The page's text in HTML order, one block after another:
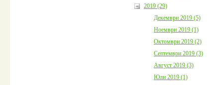
2019 (29)
Декември 2019 (5)
Ноември 2019 (1)
Октомври 2019 (2)
Септември 2019 (3)
Август 2019 (3)
Юли 2019 (1)